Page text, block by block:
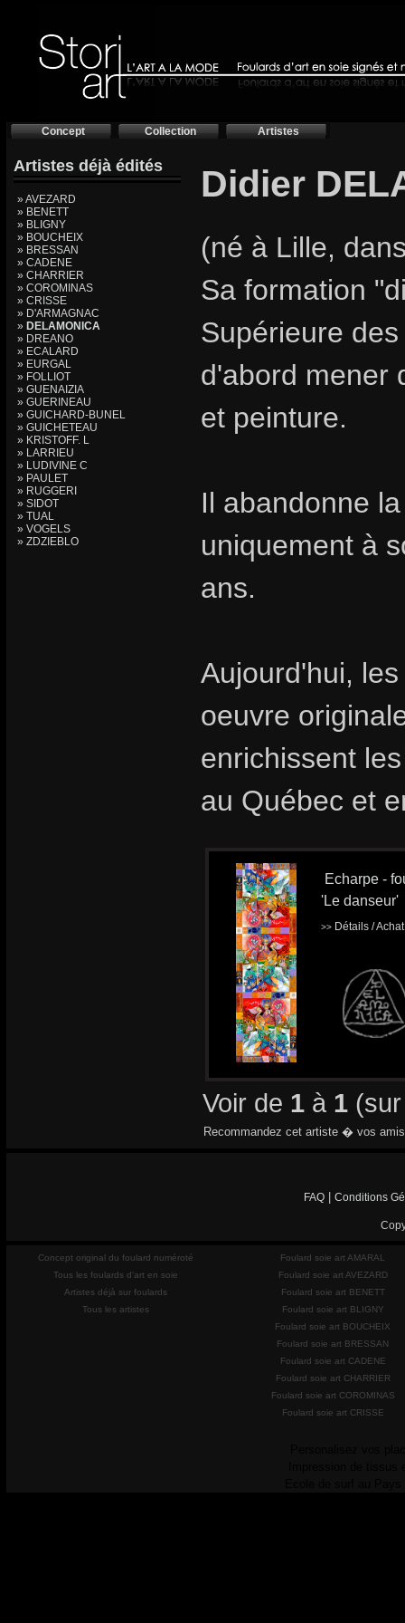
Concept Collection Artistes
Artistes déjà édités
» AVEZARD
» BENETT
» BLIGNY
» BOUCHEIX
» BRESSAN
» CADENE
» CHARRIER
» COROMINAS
» CRISSE
» D'ARMAGNAC
» DELAMONICA
» DREANO
» ECALARD
» EURGAL
» FOLLIOT
» GUENAIZIA
» GUERINEAU
» GUICHARD-BUNEL
» GUICHETEAU
» KRISTOFF. L
» LARRIEU
» LUDIVINE C
» PAULET
» RUGGERI
» SIDOT
» TUAL
» VOGELS
» ZDZIEBLO
Didier
(né à Lille,
Sa formation
Supérieure
d'abord mener
et peinture.
Il abandonne
uniquement à
ans.
Aujourd'hui,
oeuvre
enrichissent
au Québec et
Echarpe -
'Le danseur'
>> Détails /
Voir de 1 à 1
Recommandez cet artiste � vos
FAQ Conditions
Concept original du foulard numéroté
Tous les foulards d'art en soie
Artistes déjà sur foulards
Tous les artistes
Foulard soie art AMARAL
Foulard soie art AVEZARD
Foulard soie art BENETT
Foulard soie art BLIGNY
Foulard soie art BOUCHEIX
Foulard soie art BRESSAN
Foulard soie art CADENE
Foulard soie art CHARRIER
Foulard soie art COROMINAS
Foulard soie art CRISSE